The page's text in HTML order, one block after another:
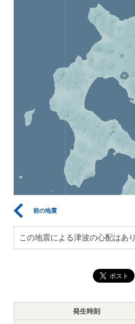
前の地震
この地震による津波の心配はあ
発生時刻